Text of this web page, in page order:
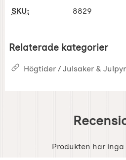
SKU: 8829
Relaterade kategorier
Högtider / Julsaker &
Produkten har inga